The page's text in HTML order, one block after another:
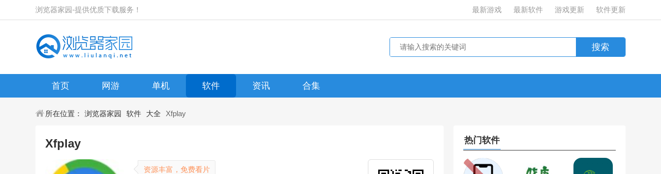
浏览器家园-提供优质下载服务！ 最新游戏 最新软件 游戏更新 软件更新
首页 网游 单机 软件 资讯 合集
所在位置： 浏览器家园 软件 大全 Xfplay
Xfplay
资源丰富，免费看片
热门软件